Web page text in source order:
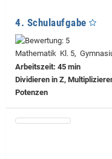
4. Schulaufgabe
Mathematik Kl. 5,
Arbeitszeit: 45 min
Dividieren in Z,
Potenzen